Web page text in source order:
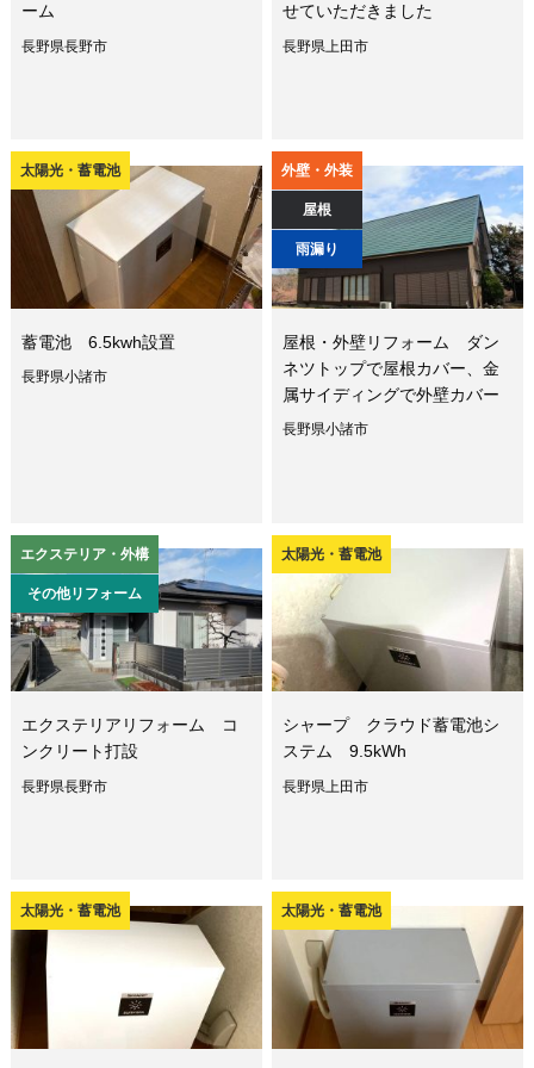
ーム
長野県長野市
せていただきました
長野県上田市
太陽光・蓄電池
蓄電池 6.5kwh設置
長野県小諸市
外壁・外装
屋根
雨漏り
屋根・外壁リフォーム ダン
ネツトップで屋根カバー、金
属サイディングで外壁カバー
長野県小諸市
エクステリア・外構
その他リフォーム
エクステリアリフォーム コ
ンクリート打設
長野県長野市
太陽光・蓄電池
シャープ クラウド蓄電池シ
ステム 9.5kWh
長野県上田市
太陽光・蓄電池 太陽光・蓄電池